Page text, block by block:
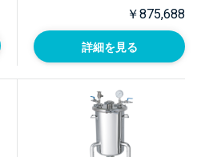
￥875,688
詳細を見る